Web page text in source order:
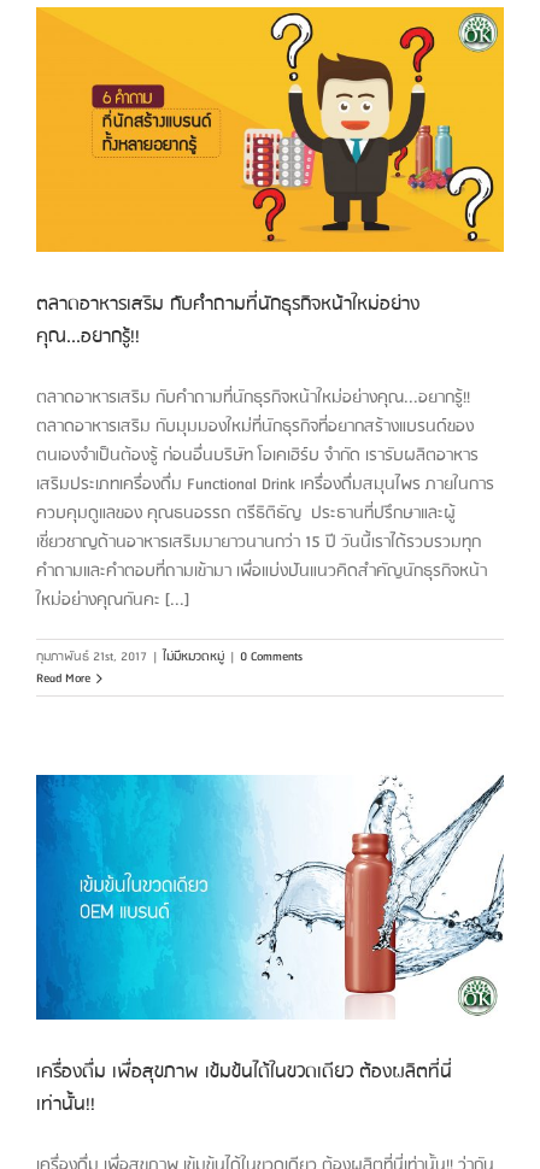
ตลาดอาหารเสริม กับคำถามที่นักธุรกิจหน้าใหม่อย่าง
คุณ...อยากรู้!!
ตลาดอาหารเสริม กับคำถามที่นักธุรกิจหน้าใหม่อย่างคุณ...อยากรู้!!
ตลาดอาหารเสริม กับมุมมองใหม่ที่นักธุรกิจที่อยากสร้างแบรนด์ของ
ตนเองจำเป็นต้องรู้ ก่อนอื่นบริษัท โอเคเฮิร์บ จำกัด เรารับผลิตอาหาร
เสริมประเภทเครื่องดื่ม Functional Drink เครื่องดื่มสมุนไพร ภายในการ
ควบคุมดูแลของ คุณธนอรรถ ตรีธิติธัญ ประธานที่ปรึกษาและผู้
เชี่ยวชาญด้านอาหารเสริมมายาวนานกว่า 15 ปี วันนี้เราได้รวบรวมทุก
คำถามและคำตอบที่ถามเข้ามา เพื่อแบ่งปันแนวคิดสำคัญนักธุรกิจหน้า
ใหม่อย่างคุณกันคะ [...]
กุมภาพันธ์ 21st, 2017 | ไม่มีหมวดหมู่ | 0 Comments
Read More
เครื่องดื่ม เพื่อสุขภาพ เข้มข้นได้ในขวดเดียว ต้องผลิตที่นี่
เท่านั้น!!